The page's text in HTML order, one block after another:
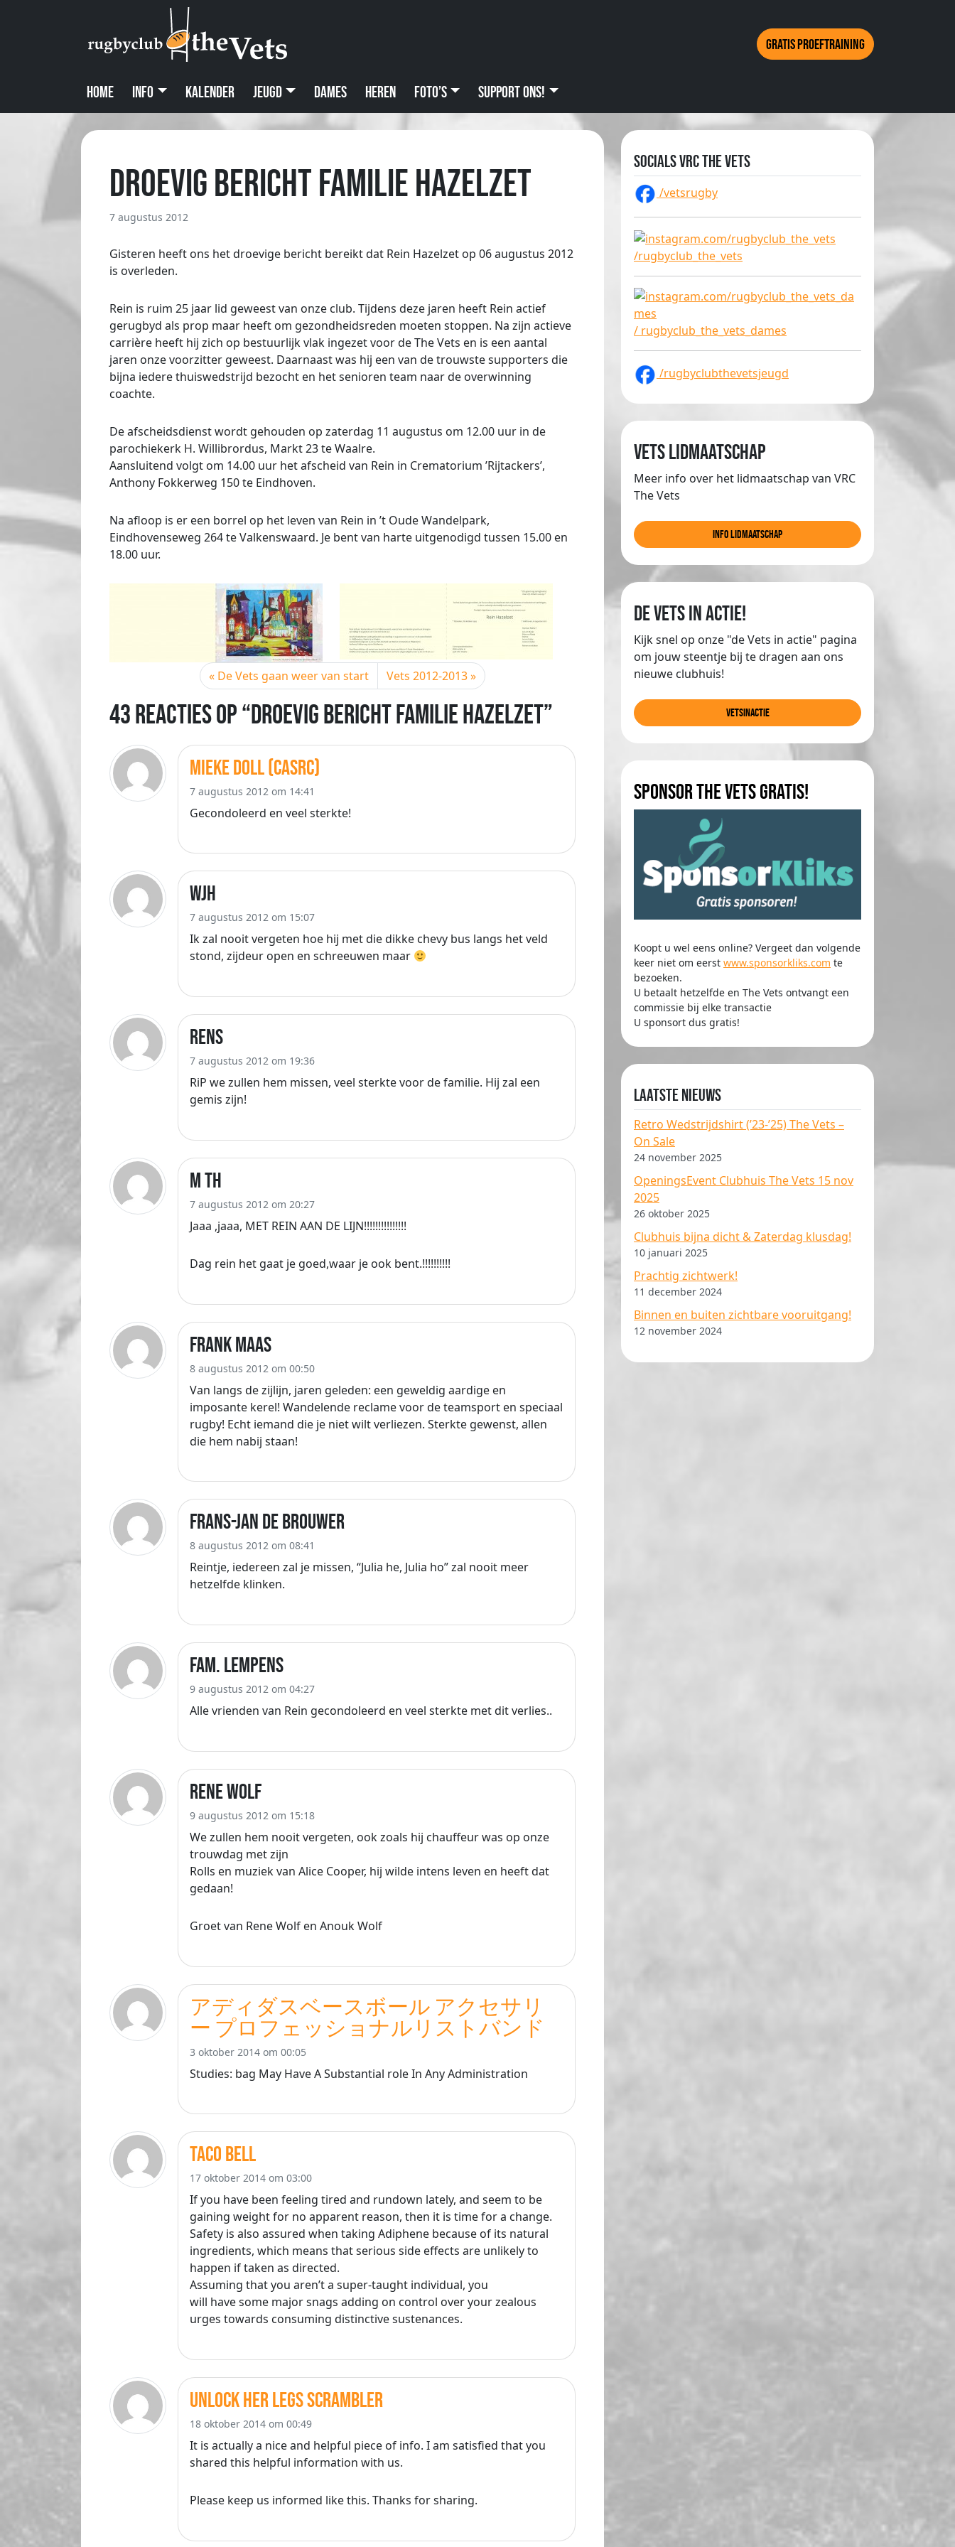
Gratis proeftraining
Home Info Kalender Jeugd Dames Heren Foto’s Support ons!
Droevig bericht familie Hazelzet
7 augustus 2012
Gisteren heeft ons het droevige bericht bereikt dat Rein Hazelzet op 06 augustus 2012
is overleden.
Rein is ruim 25 jaar lid geweest van onze club. Tijdens deze jaren heeft Rein actief
gerugbyd als prop maar heeft om gezondheidsreden moeten stoppen. Na zijn actieve
carrière heeft hij zich op bestuurlijk vlak ingezet voor de The Vets en is een aantal
jaren onze voorzitter geweest. Daarnaast was hij een van de trouwste supporters die
bijna iedere thuiswedstrijd bezocht en het senioren team naar de overwinning
coachte.
De afscheidsdienst wordt gehouden op zaterdag 11 augustus om 12.00 uur in de
parochiekerk H. Willibrordus, Markt 23 te Waalre.
Aansluitend volgt om 14.00 uur het afscheid van Rein in Crematorium ’Rijtackers’,
Anthony Fokkerweg 150 te Eindhoven.
Na afloop is er een borrel op het leven van Rein in ’t Oude Wandelpark,
Eindhovenseweg 264 te Valkenswaard. Je bent van harte uitgenodigd tussen 15.00 en
18.00 uur.
De Vets gaan weer van start Vets 2012-2013
43 Reacties op “Droevig bericht familie Hazelzet”
Mieke Doll (CasRC)
7 augustus 2012 om 14:41
Gecondoleerd en veel sterkte!
WJH
7 augustus 2012 om 15:07
Ik zal nooit vergeten hoe hij met die dikke chevy bus langs het veld
stond, zijdeur open en schreeuwen maar
Rens
7 augustus 2012 om 19:36
RiP we zullen hem missen, veel sterkte voor de familie. Hij zal een
gemis zijn!
M TH
7 augustus 2012 om 20:27
Jaaa ,jaaa, MET REIN AAN DE LIJN!!!!!!!!!!!!!!!
Dag rein het gaat je goed,waar je ook bent.!!!!!!!!!!
Frank Maas
8 augustus 2012 om 00:50
Van langs de zijlijn, jaren geleden: een geweldig aardige en
imposante kerel! Wandelende reclame voor de teamsport en speciaal
rugby! Echt iemand die je niet wilt verliezen. Sterkte gewenst, allen
die hem nabij staan!
Frans-Jan de Brouwer
8 augustus 2012 om 08:41
Reintje, iedereen zal je missen, “Julia he, Julia ho” zal nooit meer
hetzelfde klinken.
Fam. Lempens
9 augustus 2012 om 04:27
Alle vrienden van Rein gecondoleerd en veel sterkte met dit verlies..
Rene Wolf
9 augustus 2012 om 15:18
We zullen hem nooit vergeten, ook zoals hij chauffeur was op onze
trouwdag met zijn
Rolls en muziek van Alice Cooper, hij wilde intens leven en heeft dat
gedaan!
Groet van Rene Wolf en Anouk Wolf
アディダスベースボール アクセサリ
ー プロフェッショナルリストバンド
3 oktober 2014 om 00:05
Studies: bag May Have A Substantial role In Any Administration
Taco Bell
17 oktober 2014 om 03:00
If you have been feeling tired and rundown lately, and seem to be
gaining weight for no apparent reason, then it is time for a change.
Safety is also assured when taking Adiphene because of its natural
ingredients, which means that serious side effects are unlikely to
happen if taken as directed.
Assuming that you aren’t a super-taught individual, you
will have some major snags adding on control over your zealous
urges towards consuming distinctive sustenances.
unlock her legs scrambler
18 oktober 2014 om 00:49
It is actually a nice and helpful piece of info. I am satisfied that you
shared this helpful information with us.
Please keep us informed like this. Thanks for sharing.
Socials VRC The Vets
/vetsrugby
/rugbyclub_the_vets
/ rugbyclub_the_vets_dames
/rugbyclubthevetsjeugd
Vets lidmaatschap
Meer info over het lidmaatschap van VRC
The Vets
info lidmaatschap
de Vets in actie!
Kijk snel op onze "de Vets in actie" pagina
om jouw steentje bij te dragen aan ons
nieuwe clubhuis!
Vetsinactie
Sponsor The Vets gratis!
Koopt u wel eens online? Vergeet dan volgende
keer niet om eerst www.sponsorkliks.com te
bezoeken.
U betaalt hetzelfde en The Vets ontvangt een
commissie bij elke transactie
U sponsort dus gratis!
Laatste nieuws
Retro Wedstrijdshirt (’23-’25) The Vets –
On Sale
24 november 2025
OpeningsEvent Clubhuis The Vets 15 nov
2025
26 oktober 2025
Clubhuis bijna dicht & Zaterdag klusdag!
10 januari 2025
Prachtig zichtwerk!
11 december 2024
Binnen en buiten zichtbare vooruitgang!
12 november 2024